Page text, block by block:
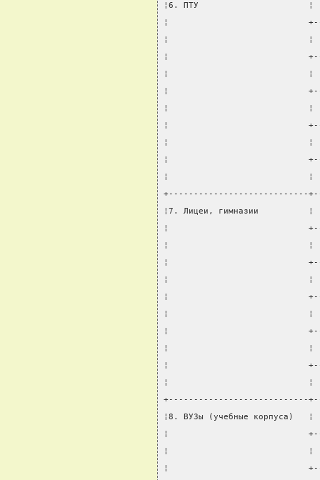
¦6. ПТУ                      ¦
¦
¦                            ¦
¦
¦                            ¦
¦
¦                            ¦
¦
¦                            ¦
¦
¦                            ¦
+----------------------------
¦7. Лицеи, гимназии
¦
¦                            ¦
¦
¦                            ¦
¦
¦                            ¦
¦
¦                            ¦
¦
¦                            ¦
+----------------------------
¦8. ВУЗы (учебные
¦
¦                            ¦
¦